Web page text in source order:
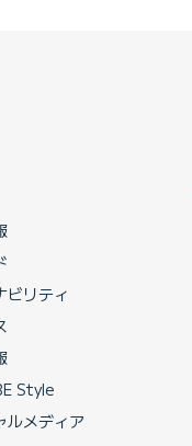
ビリティ
Style
ルメディア